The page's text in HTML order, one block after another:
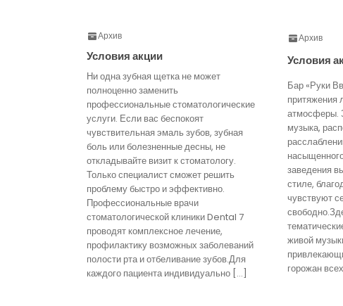
Архив
Условия акции
Ни одна зубная щетка не может
полноценно заменить
профессиональные стоматологические
услуги. Если вас беспокоят
чувствительная эмаль зубов, зубная
боль или болезненные десны, не
откладывайте визит к стоматологу.
Только специалист сможет решить
проблему быстро и эффективно.
Профессиональные врачи
стоматологической клиники Dental 7
проводят комплексное лечение,
профилактику возможных заболеваний
полости рта и отбеливание зубов.Для
каждого пациента индивидуально […]
Архив
Условия
Бар «Руки
притяжения
атмосферы.
музыка,
заведения
стиле,
чувствуют
живой
горожан